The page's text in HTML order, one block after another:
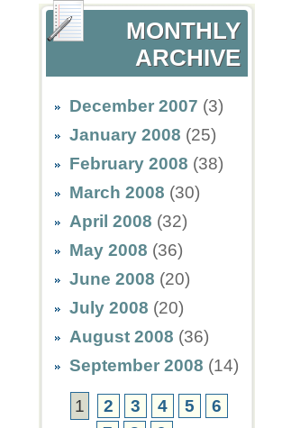
MONTHLY
ARCHIVE
December 2007 (3)
January 2008 (25)
February 2008 (38)
March 2008 (30)
April 2008 (32)
May 2008 (36)
June 2008 (20)
July 2008 (20)
August 2008 (36)
September 2008 (14)
1 2 3 4 5
6